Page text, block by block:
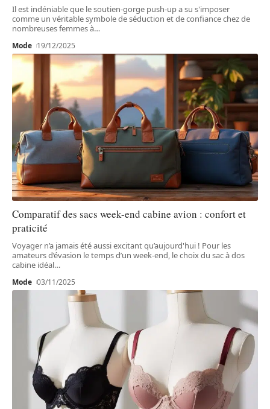
Il est indéniable que le soutien-gorge push-up a su s'imposer
comme un véritable symbole de séduction et de confiance chez de
nombreuses femmes à…
Mode 19/12/2025
Comparatif des sacs week-end cabine avion : confort et
praticité
Voyager n’a jamais été aussi excitant qu’aujourd'hui ! Pour les
amateurs d’évasion le temps d’un week-end, le choix du sac à dos
cabine idéal…
Mode 03/11/2025